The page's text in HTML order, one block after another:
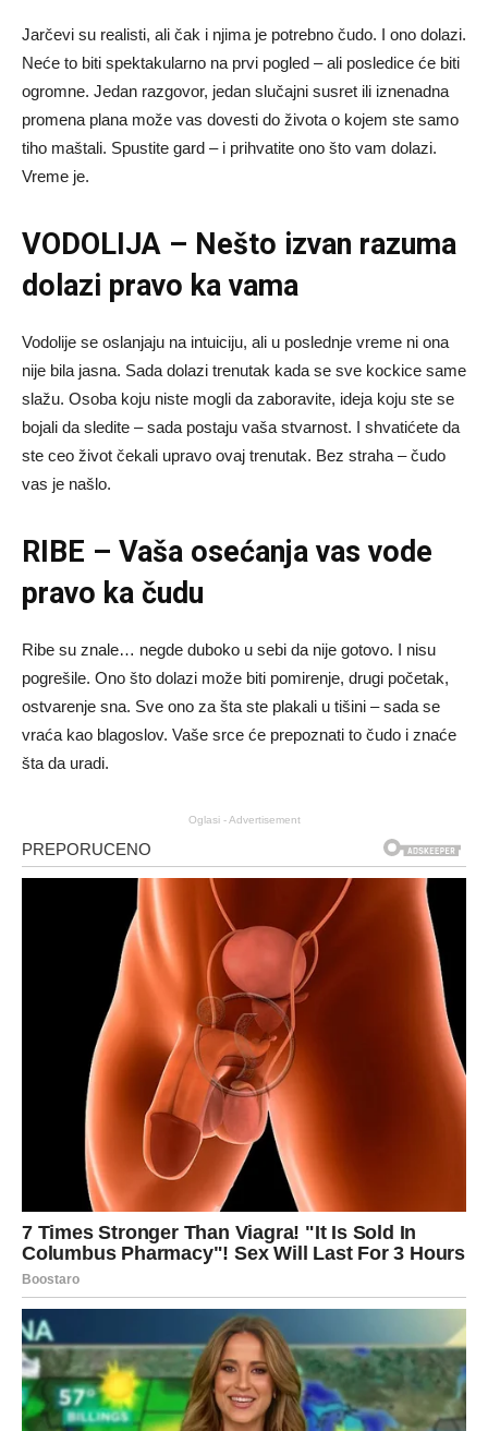
Jarčevi su realisti, ali čak i njima je potrebno čudo. I ono dolazi.
Neće to biti spektakularno na prvi pogled – ali posledice će biti
ogromne. Jedan razgovor, jedan slučajni susret ili iznenadna
promena plana može vas dovesti do života o kojem ste samo
tiho maštali. Spustite gard – i prihvatite ono što vam dolazi.
Vreme je.
VODOLIJA – Nešto izvan razuma
dolazi pravo ka vama
Vodolije se oslanjaju na intuiciju, ali u poslednje vreme ni ona
nije bila jasna. Sada dolazi trenutak kada se sve kockice same
slažu. Osoba koju niste mogli da zaboravite, ideja koju ste se
bojali da sledite – sada postaju vaša stvarnost. I shvatićete da
ste ceo život čekali upravo ovaj trenutak. Bez straha – čudo
vas je našlo.
RIBE – Vaša osećanja vas vode
pravo ka čudu
Ribe su znale… negde duboko u sebi da nije gotovo. I nisu
pogrešile. Ono što dolazi može biti pomirenje, drugi početak,
ostvarenje sna. Sve ono za šta ste plakali u tišini – sada se
vraća kao blagoslov. Vaše srce će prepoznati to čudo i znaće
šta da uradi.
Oglasi - Advertisement